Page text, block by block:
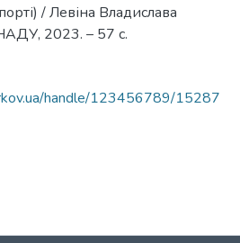
/ Левіна Владислава
2023. – 57 с.
handle/123456789/15287